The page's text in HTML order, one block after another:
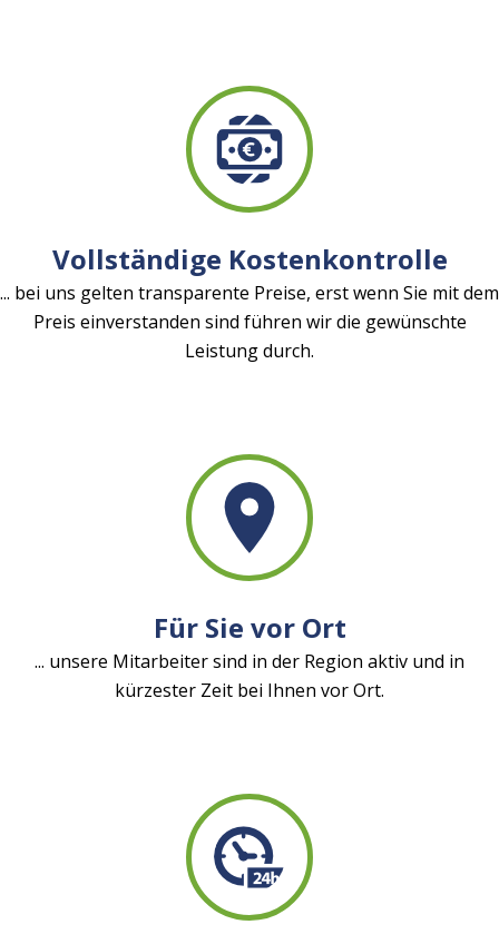
Vollständige Kostenkontrolle
... bei uns gelten transparente Preise, erst wenn Sie mit dem
Preis einverstanden sind führen wir die gewünschte
Leistung durch.
Für Sie vor Ort
... unsere Mitarbeiter sind in der Region aktiv und in
kürzester Zeit bei Ihnen vor Ort.